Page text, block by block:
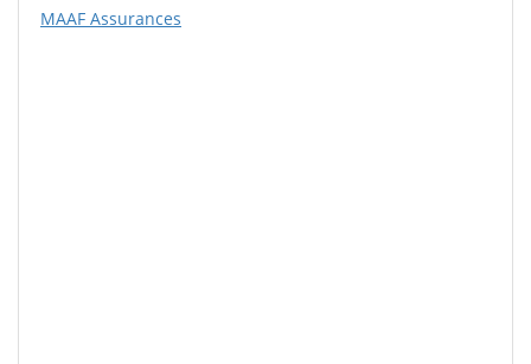
MAAF Assurances